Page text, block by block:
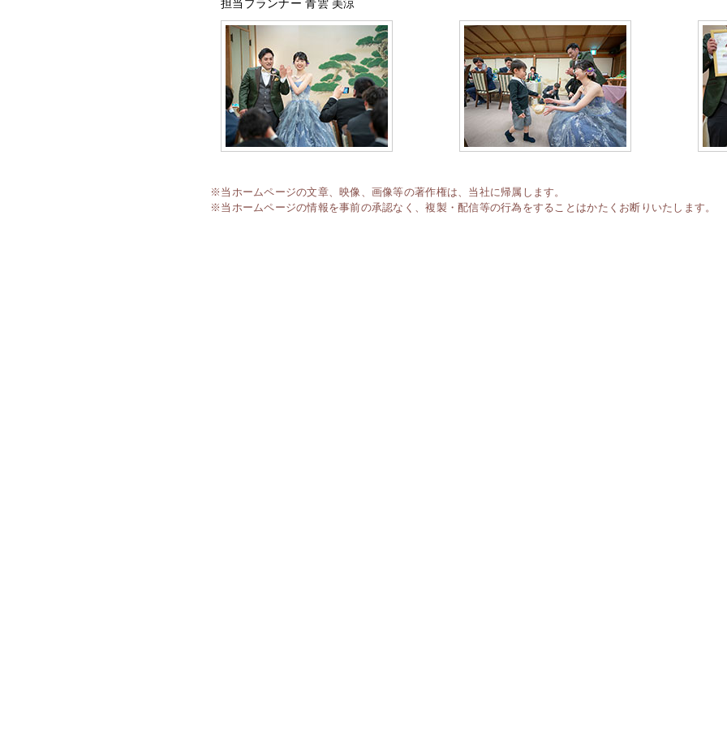
担当プランナー 青雲 美涼
※当ホームページの文章、映像、画像等の著作権は、当社に帰属します。
※当ホームページの情報を事前の承認なく、複製・配信等の行為をすることはかたくお断りいたします。